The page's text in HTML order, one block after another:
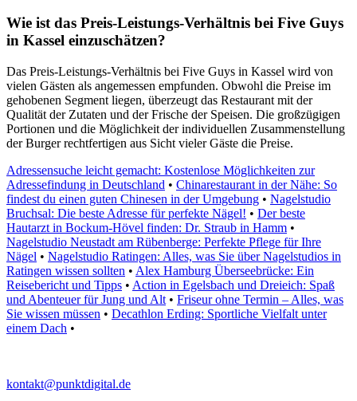
Wie ist das Preis-Leistungs-Verhältnis bei Five Guys
in Kassel einzuschätzen?
Das Preis-Leistungs-Verhältnis bei Five Guys in Kassel wird von
vielen Gästen als angemessen empfunden. Obwohl die Preise im
gehobenen Segment liegen, überzeugt das Restaurant mit der
Qualität der Zutaten und der Frische der Speisen. Die großzügigen
Portionen und die Möglichkeit der individuellen Zusammenstellung
der Burger rechtfertigen aus Sicht vieler Gäste die Preise.
Adressensuche leicht gemacht: Kostenlose Möglichkeiten zur
Adressefindung in Deutschland • Chinarestaurant in der Nähe: So
findest du einen guten Chinesen in der Umgebung • Nagelstudio
Bruchsal: Die beste Adresse für perfekte Nägel! • Der beste
Hautarzt in Bockum-Hövel finden: Dr. Straub in Hamm •
Nagelstudio Neustadt am Rübenberge: Perfekte Pflege für Ihre
Nägel • Nagelstudio Ratingen: Alles, was Sie über Nagelstudios in
Ratingen wissen sollten • Alex Hamburg Überseebrücke: Ein
Reisebericht und Tipps • Action in Egelsbach und Dreieich: Spaß
und Abenteuer für Jung und Alt • Friseur ohne Termin – Alles, was
Sie wissen müssen • Decathlon Erding: Sportliche Vielfalt unter
einem Dach •
kontakt@punktdigital.de